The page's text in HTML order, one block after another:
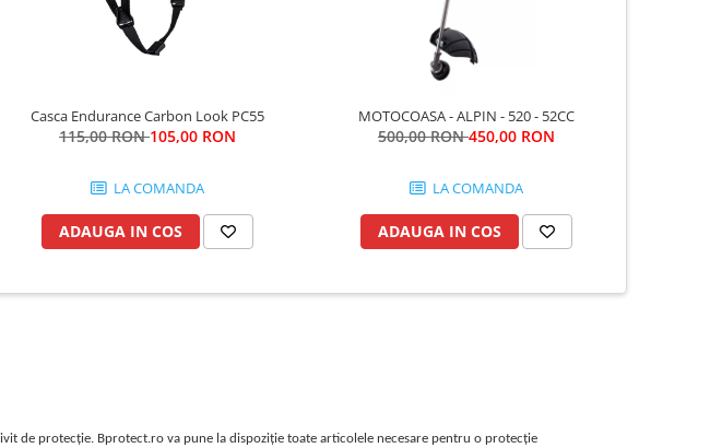
Casca Endurance Carbon Look PC55
115,00 RON105,00 RON
LA COMANDA
ADAUGA IN COS
MOTOCOASA - ALPIN - 520 - 52CC
500,00 RON450,00 RON
LA COMANDA
ADAUGA IN COS
de protecţie. Bprotect.ro va pune la dispoziţie toate articolele necesare pentru o protecţie